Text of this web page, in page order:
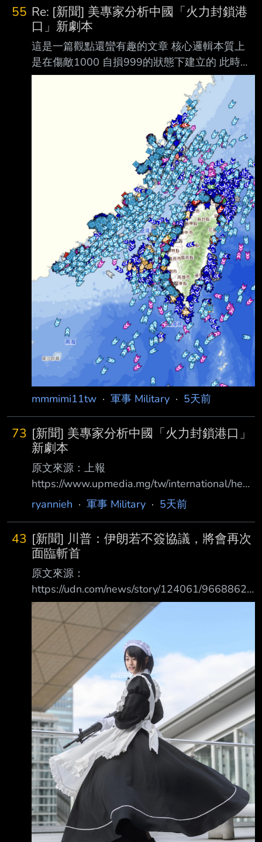
55 Re: [新聞] 美專家分析中國「火力封鎖港
口」新劇本
這是一篇觀點還蠻有趣的文章 核心邏輯本質上
是在傷敵1000 自損999的狀態下建立的 此時此
刻在台灣周邊海域的船隻有這麼多
https://i.imgur.com/rddjap7.jpeg 臺灣海域船舶
https://mpbais.motcmpb.gov.tw/aismpb/default.
aspx 北上往日韓 南下往東南亞的更多 如果中國
真的動用海軍空軍攔截或甚至擊沉在台海的商船
會促使台灣方面動用反艦飛彈進行反擊 兩岸會
立即爆發全面戰爭 中國的港口也會遭到打擊 若
中國試圖用海警船進行執法
mmmimi11tw · 軍事 Military · 5天前
73 [新聞] 美專家分析中國「火力封鎖港口」
新劇本
原文來源：上報
https://www.upmedia.mg/tw/international/head
lines/265400 原文摘要： 不必圍島也能封鎖台
中國近年加大環台軍演，被認為可能藉由海上
封鎖來逼台灣人民屈服。專家指出，海上封鎖
仍然有風險，可能會與美國在內的大國發生衝
突，但有一種方法不需要包圍台灣、不需要封
閉台灣海峽，也能達到封鎖效果，那就是對台
灣港口進行「火力封鎖」（blockade by fire）。
《外交事務》4日刊載一篇文章，標題
ryannieh · 軍事 Military · 5天前
43 [新聞] 川普：伊朗若不簽協議，將會再次
面臨斬首
原文來源：
https://udn.com/news/story/124061/9668862
原文摘要： 美國總統川普今天在白宮表示，如
果伊朗不同意達成結束兩國衝突的協議，就會面
臨「斬 首」，而伊朗當局還有最後一次機會 川
普：「我認為我們或許能達成一些東西，但在對
他 們斬首之前，我想給他們最後機會。」 伊朗
外交部發言人貝卡伊稍早宣稱，未與美國進行談
判，之後川普就於社群媒體發文批評 ，伊朗領
導階層極為表裡不一 當被問及談判狀況時，川
普告訴記者「目前正進行中」。他還說：「這是
他們（伊朗）簽 署一份好文件的最